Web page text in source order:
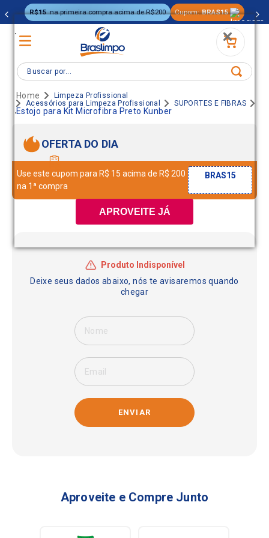
.
.
APROVEITE JÁ
R$15 na primeira compra acima de R$200 Cupom: BRAS15
Buscar por...
Limpeza Profissional
Acessórios para Limpeza Profissional
SUPORTES E FIBRAS
Estojo para Kit Microfibra Preto Kunber
OFERTA DO DIA
Use este cupom para R$ 15 acima de R$ 200
na 1ª compra
BRAS15
ENVIAR
Aproveite e Compre Junto